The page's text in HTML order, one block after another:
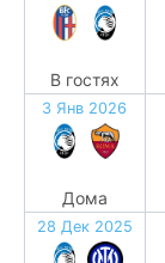
В гостях
3 Янв 2026
Дома
28 Дек 2025